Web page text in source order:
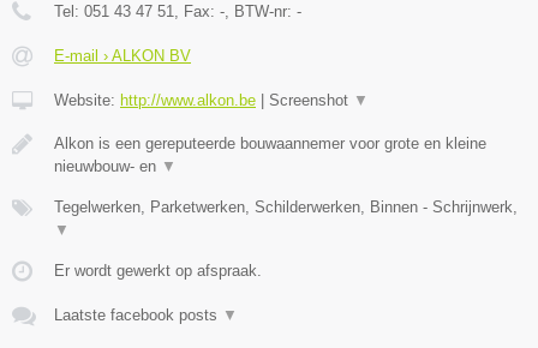
Tel: 051 43 47 51 , Fax: - , BTW-nr: -
E-mail › ALKON BV
Website: http://www.alkon.be | Screenshot ▼
Alkon is een gereputeerde bouwaannemer voor grote en kleine
nieuwbouw- en ▼
Tegelwerken, Parketwerken, Schilderwerken, Binnen - Schrijnwerk,
▼
Er wordt gewerkt op afspraak.
Laatste facebook posts ▼